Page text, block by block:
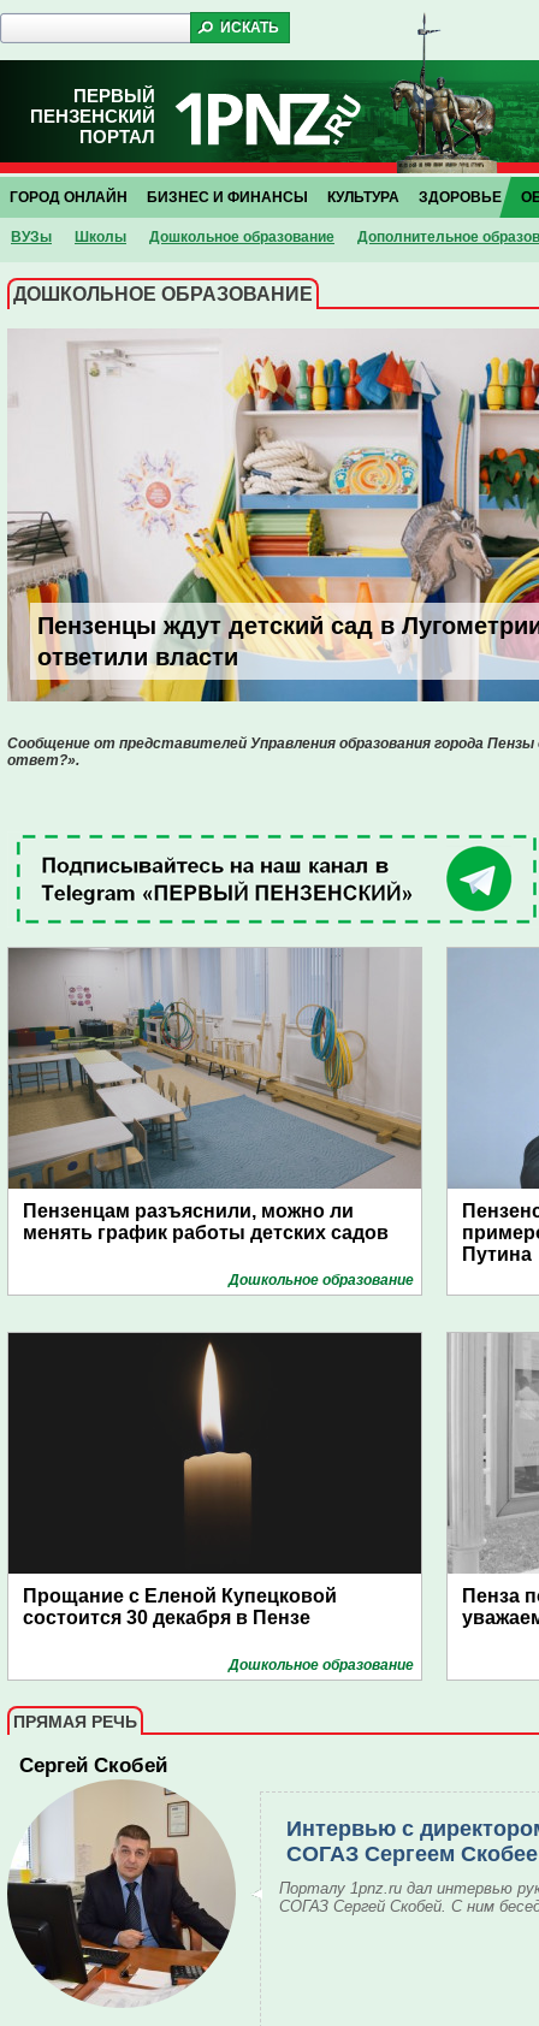
ПЕРВЫЙ
ПЕНЗЕНСКИЙ
ПОРТАЛ
ГОРОД ОНЛАЙН БИЗНЕС И ФИНАНСЫ КУЛЬТУРА ЗДОРОВЬЕ
ВУЗы Школы Дошкольное образование Дополнительное
ДОШКОЛЬНОЕ ОБРАЗОВАНИЕ
Пензенцы ждут детский сад в
ответили власти
Сообщение от представителей Управления образования города
ответ?».
Пензенцам разъяснили, можно ли
менять график работы детских садов
Дошкольное образование
Путина
Прощание с Еленой Купецковой
состоится 30 декабря в Пензе
Дошкольное образование
Пенза
ПРЯМАЯ РЕЧЬ
Сергей Скобей
Интервью с
СОГАЗ Сергеем
Порталу 1pnz.ru дал интервью
СОГАЗ Сергей Скобей. С ним